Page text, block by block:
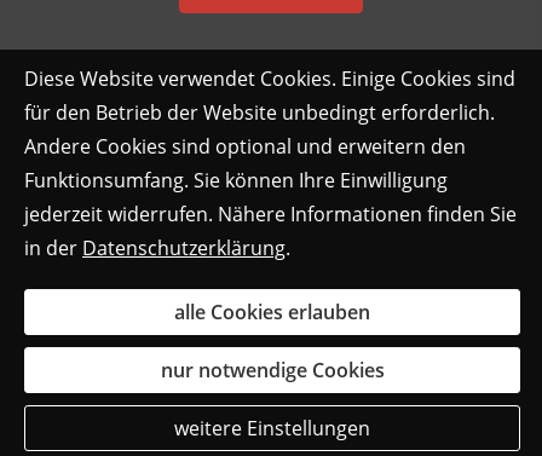
Diese Website verwendet Cookies. Einige Cookies sind
für den Betrieb der Website unbedingt erforderlich.
Andere Cookies sind optional und erweitern den
Funktionsumfang. Sie können Ihre Einwilligung
jederzeit widerrufen. Nähere Informationen finden Sie
in der Datenschutzerklärung.
alle Cookies erlauben
nur notwendige Cookies
weitere Einstellungen